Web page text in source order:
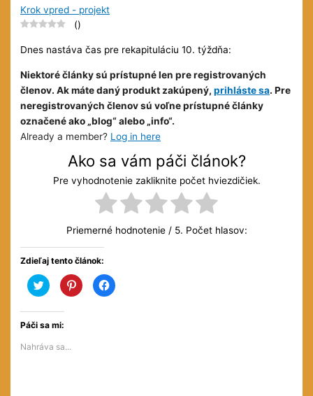
Krok vpred - projekt
()
Dnes nastáva čas pre rekapituláciu 10. týždňa:
Niektoré články sú prístupné len pre registrovaných
členov. Ak máte daný produkt zakúpený,prihláste sa. Pre
neregistrovaných členov sú voľne prístupné články
označené ako „blog“ alebo „info“.
Already a member? Log in here
Ako sa vám páči článok?
Pre vyhodnotenie zakliknite počet hviezdičiek.
Priemerné hodnotenie / 5. Počet hlasov:
Zdieľaj tento článok:
Kliknite
pre
zdieľanie
Twitter(Otvorí
novom
Kliknite
pre
zdieľanie
Kliknite
pre
Páči sa mi:
Nahráva sa...